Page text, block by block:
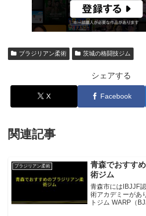
ブラジリアン柔術 茨城の格闘技ジム
シェアする
X Facebook
関連記事
ブラジリアン柔術
青森でおすす
術ジム
青森市にはIBJJF
術アカデミーがあ
トジム WARP（